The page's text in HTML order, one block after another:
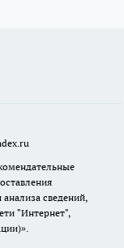
сведений,
"Интернет",